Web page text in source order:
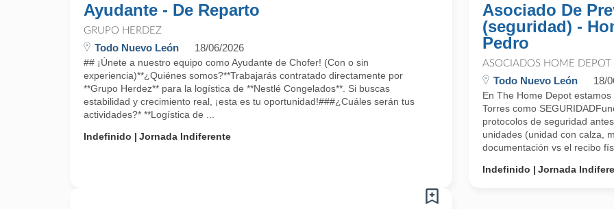
Ayudante - De Reparto
GRUPO HERDEZ
Todo Nuevo León 18/06/2026
## ¡Únete a nuestro equipo como Ayudante de Chofer! (Con o sin
experiencia)**¿Quiénes somos?**Trabajarás contratado directamente por
**Grupo Herdez** para la logística de **Nestlé Congelados**. Si buscas
estabilidad y crecimiento real, ¡esta es tu oportunidad!###¿Cuáles serán tus
actividades?* **Logística de ...
Indefinido
Jornada Indiferente
Asociado De
(seguridad) -
Pedro
ASOCIADOS HOME DEPOT
Todo Nuevo León 18/
En The Home Depot
Torres como
protocolos de seguridad
unidades (unidad con calza,
documentación vs el recibo
Indefinido
Jornada